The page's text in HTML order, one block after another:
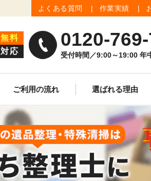
よくある質問 作業実績
料
応
0120-
受付時間／9:00～19:00 年
遺品買取査定 ゴミ屋敷清掃
ご利用の流れ 選ばれる理由